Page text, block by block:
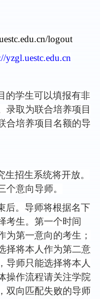
logout
yzgl.uestc.edu.cn
的学生可以填报有非
录取为联合培养项目
合培养项目名额的导
生招生系统将开放。
个意向导师。
后。导师将根据名下
考生。第一个时间
为第一意向的考生；
择将本人作为第二意
导师只能选择将本人
操作流程请关注学院
双向匹配失败的导师